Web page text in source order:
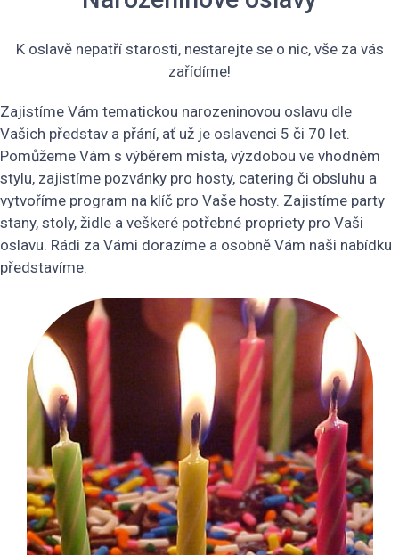
K oslavě nepatří starosti, nestarejte se o nic, vše za vás
zařídíme!
Zajistíme Vám tematickou narozeninovou oslavu dle
Vašich představ a přání, ať už je oslavenci 5 či 70 let.
Pomůžeme Vám s výběrem místa, výzdobou ve vhodném
stylu, zajistíme pozvánky pro hosty, catering či obsluhu a
vytvoříme program na klíč pro Vaše hosty. Zajistíme party
stany, stoly, židle a veškeré potřebné propriety pro Vaši
oslavu. Rádi za Vámi dorazíme a osobně Vám naši nabídku
představíme.